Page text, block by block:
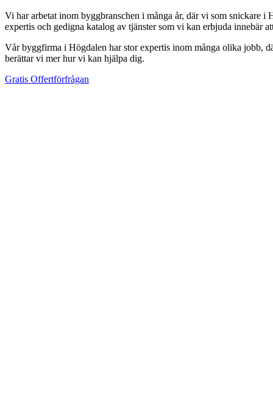
Vi har arbetat inom byggbranschen i många år, där vi som snickare
expertis och gedigna katalog av tjänster som vi kan erbjuda innebär
Vår byggfirma i Högdalen har stor expertis inom många olika jobb,
berättar vi mer hur vi kan hjälpa dig.
Gratis Offertförfrågan